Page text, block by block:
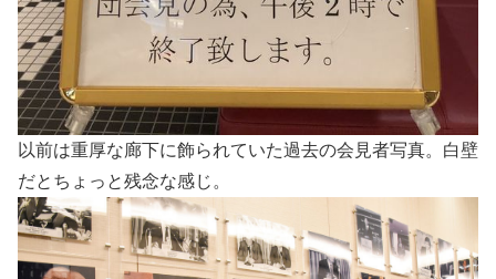
以前は重厚な廊下に飾られていた過去の会見者写真。白壁
だとちょっと残念な感じ。